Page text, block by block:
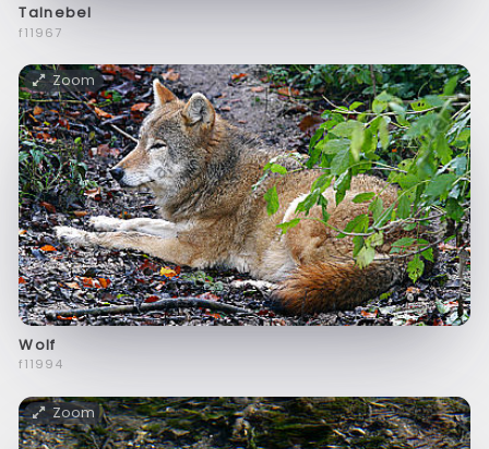
Talnebel
f11967
Zoom
Wolf
f11994
Zoom